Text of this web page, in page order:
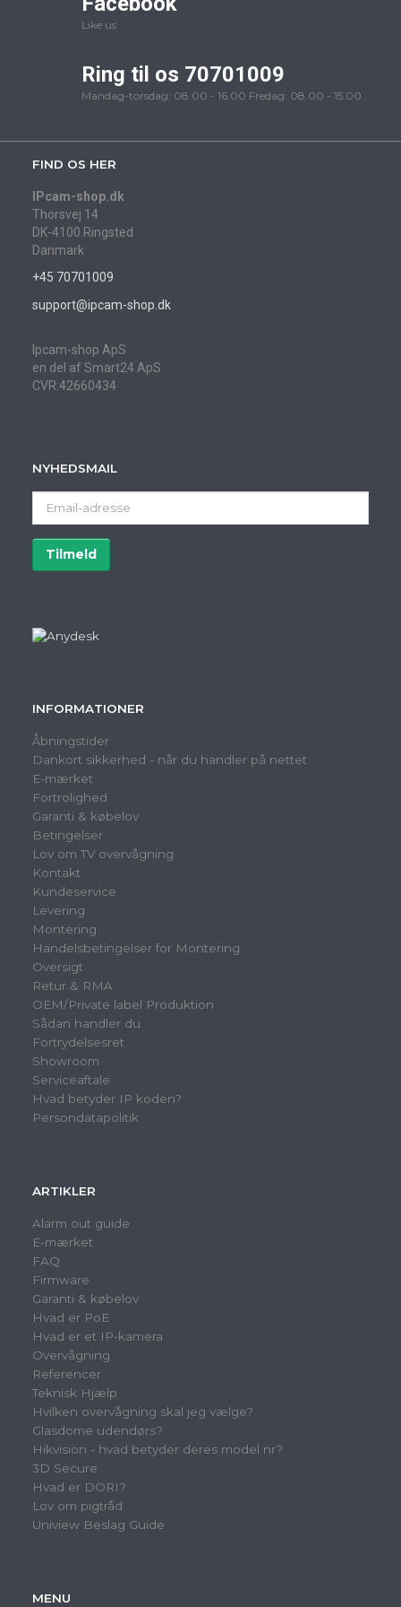
Like us
Ring til os 70701009
Mandag-torsdag: 08.00 - 16.00 Fredag: 08.00 - 15.00
FIND OS HER
IPcam-shop.dk
Thorsvej 14
DK-4100 Ringsted
Danmark
+45 70701009
support@ipcam-shop.dk
Ipcam-shop ApS
en del af Smart24 ApS
CVR:42660434
NYHEDSMAIL
adresse
Tilmeld
INFORMATIONER
Åbningstider
Dankort sikkerhed - når du handler på nettet
E-mærket
Fortrolighed
Garanti & købelov
Betingelser
Lov om TV overvågning
Kontakt
Kundeservice
Levering
Montering
Handelsbetingelser for Montering
Oversigt
Retur & RMA
OEM/Private label Produktion
Sådan handler du
Fortrydelsesret
Showroom
Serviceaftale
Hvad betyder IP koden?
Persondatapolitik
ARTIKLER
Alarm out guide
E-mærket
FAQ
Firmware
Garanti & købelov
Hvad er PoE
Hvad er et IP-kamera
Overvågning
Referencer
Teknisk Hjælp
Hvilken overvågning skal jeg vælge?
Glasdome udendørs?
Hikvision - hvad betyder deres model nr?
3D Secure
Hvad er DORI?
Lov om pigtråd
Uniview Beslag Guide
MENU